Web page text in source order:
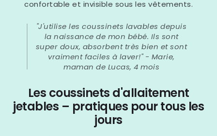
confortable et invisible sous les vêtements.
"J'utilise les coussinets lavables depuis
la naissance de mon bébé. Ils sont
super doux, absorbent très bien et sont
vraiment faciles à laver!" - Marie,
maman de Lucas, 4 mois
Les coussinets d'allaitement
jetables – pratiques pour tous les
jours